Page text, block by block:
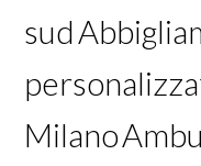
sud
Milano